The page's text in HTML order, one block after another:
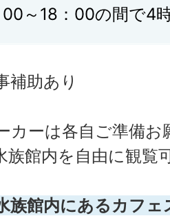
00～18：00の間で4
補助あり
カーは各自ご準備お
族館内を自由に観覧
族館内にあるカフェ